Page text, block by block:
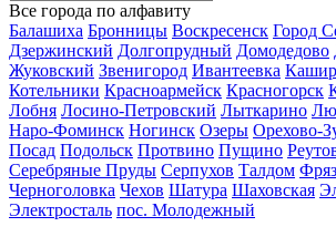
Все города по алфавиту
Балашиха Бронницы Воскресенск Город
Дзержинский Долгопрудный Домодедово
Жуковский Звенигород Ивантеевка
Котельники Красноармейск Красногорск
Лобня Лосино-Петровский Лыткарино
Наро-Фоминск Ногинск Озеры Орехово-
Посад Подольск Протвино Пущино
Серебряные Пруды Серпухов Талдом
Черноголовка Чехов Шатура Шаховская
Электросталь пос. Молодежный